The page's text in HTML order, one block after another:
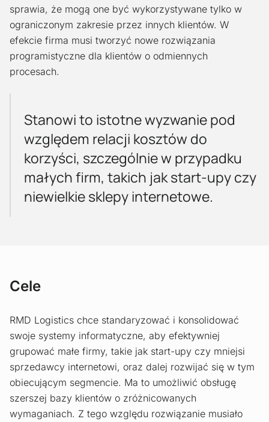
sprawia, że mogą one być wykorzystywane tylko w
ograniczonym zakresie przez innych klientów. W
efekcie firma musi tworzyć nowe rozwiązania
programistyczne dla klientów o odmiennych
procesach.
Stanowi to istotne wyzwanie pod
względem relacji kosztów do
korzyści, szczególnie w przypadku
małych firm, takich jak start-upy czy
niewielkie sklepy internetowe.
Cele
RMD Logistics chce standaryzować i konsolidować
swoje systemy informatyczne, aby efektywniej
grupować małe firmy, takie jak start-upy czy mniejsi
sprzedawcy internetowi, oraz dalej rozwijać się w tym
obiecującym segmencie. Ma to umożliwić obsługę
szerszej bazy klientów o zróżnicowanych
wymaganiach. Z tego względu rozwiązanie musiało